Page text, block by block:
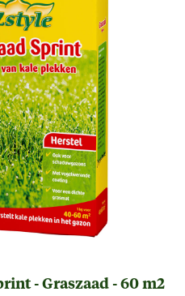
- Graszaad - 60 m2